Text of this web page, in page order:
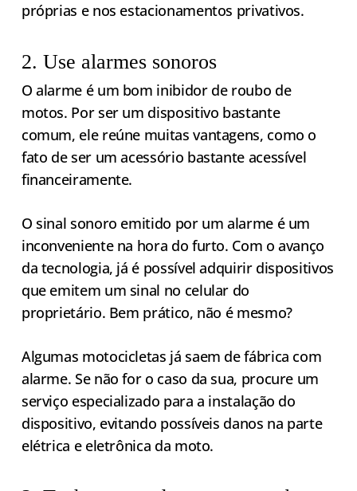
próprias e nos estacionamentos privativos.
2. Use alarmes sonoros
O alarme é um bom inibidor de roubo de
motos. Por ser um dispositivo bastante
comum, ele reúne muitas vantagens, como o
fato de ser um acessório bastante acessível
financeiramente.
O sinal sonoro emitido por um alarme é um
inconveniente na hora do furto. Com o avanço
da tecnologia, já é possível adquirir dispositivos
que emitem um sinal no celular do
proprietário. Bem prático, não é mesmo?
Algumas motocicletas já saem de fábrica com
alarme. Se não for o caso da sua, procure um
serviço especializado para a instalação do
dispositivo, evitando possíveis danos na parte
elétrica e eletrônica da moto.